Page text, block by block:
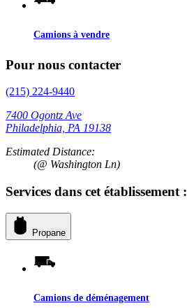
Camions à vendre
Pour nous contacter
(215) 224-9440
7400 Ogontz Ave
Philadelphia, PA 19138
Estimated Distance:
(@ Washington Ln)
Services dans cet établissement :
Propane
Camions de déménagement